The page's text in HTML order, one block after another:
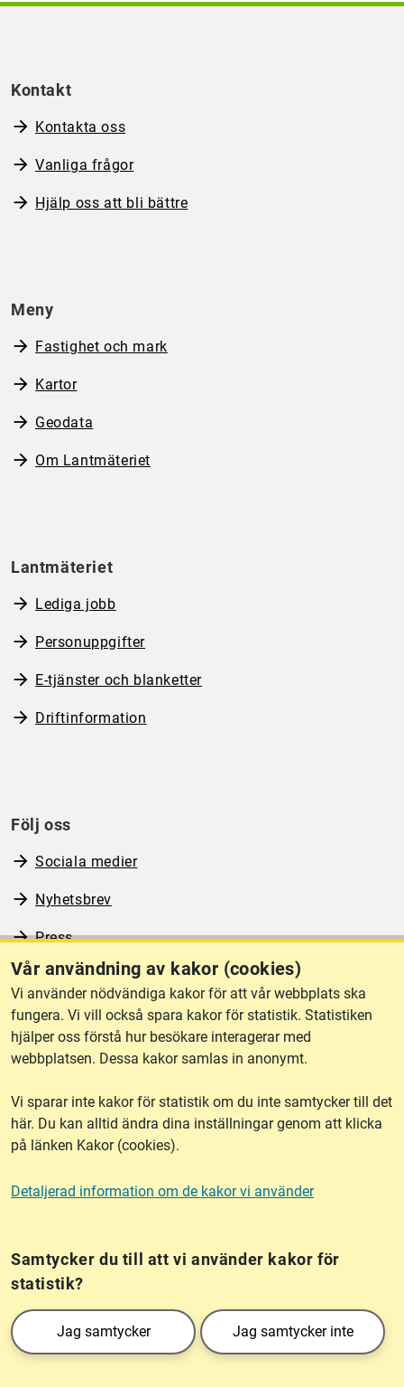
Vår användning av kakor (cookies)
Vi använder nödvändiga kakor för att vår webbplats ska
fungera. Vi vill också spara kakor för statistik. Statistiken
hjälper oss förstå hur besökare interagerar med
webbplatsen. Dessa kakor samlas in anonymt.
Vi sparar inte kakor för statistik om du inte samtycker till det
här. Du kan alltid ändra dina inställningar genom att klicka
på länken Kakor (cookies).
Detaljerad information om de kakor vi använder
Samtycker du till att vi använder kakor för
statistik?
Jag samtycker Jag samtycker inte
Kontakt
Kontakta oss
Vanliga frågor
Hjälp oss att bli bättre
Meny
Fastighet och mark
Kartor
Geodata
Om Lantmäteriet
Lantmäteriet
Lediga jobb
Personuppgifter
E-tjänster och blanketter
Driftinformation
Följ oss
Sociala medier
Nyhetsbrev
Press
RSS
Om webbplatsen
Tillgänglighet
Other languages
Kakor (cookies)
Lantmäteriet är den myndighet som kartlägger Sverige. Till våra uppgifter hör
också att registrera och säkra ägandet av alla fastigheter samt hantera deras